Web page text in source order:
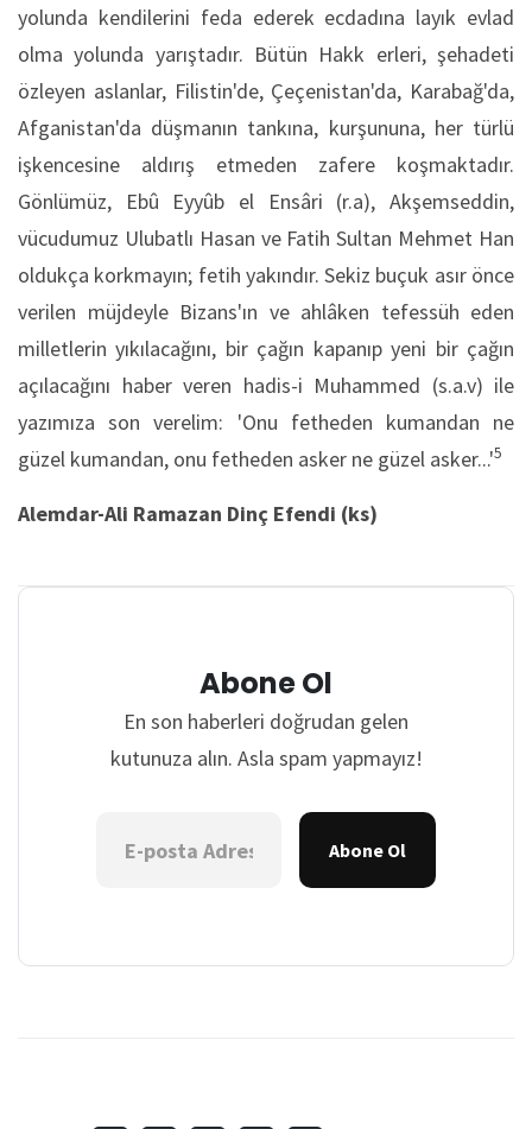
yolunda kendilerini feda ederek ecdadına layık evlad
olma yolunda yarıştadır. Bütün Hakk erleri, şehadeti
özleyen aslanlar, Filistin'de, Çeçenistan'da, Karabağ'da,
Afganis­tan'da düşmanın tankına, kurşununa, her türlü
iş­kencesine aldırış etmeden zafere koşmaktadır.
Gönlümüz, Ebû Eyyûb el Ensâri (r.a), Akşem­seddin,
vücudumuz Ulubatlı Hasan ve Fatih Sultan Mehmet Han
oldukça korkmayın; fetih yakındır. Sekiz buçuk asır önce
verilen müjdeyle Bi­zans'ın ve ahlâken tefessüh eden
milletlerin yıkılaca­ğını, bir çağın kapanıp yeni bir çağın
açılacağını ha­ber veren hadis-i Muhammed (s.a.v) ile
yazımıza son verelim: 'Onu fetheden kumandan ne
güzel kumandan, onu fetheden asker ne güzel asker...'5
Alemdar-Ali Ramazan Dinç Efendi (ks)
Abone Ol
En son haberleri doğrudan gelen
kutunuza alın. Asla spam yapmayız!
Abone Ol